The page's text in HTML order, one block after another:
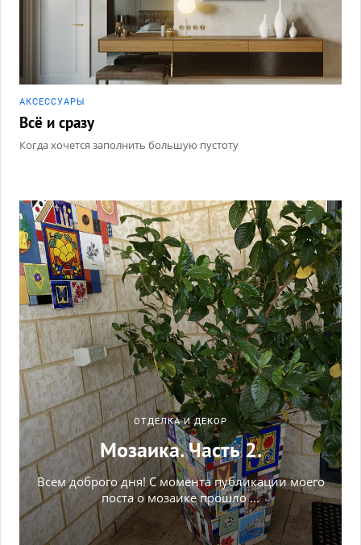
АКCЕССУАРЫ
Всё и сразу
Когда хочется заполнить большую пустоту
ОТДЕЛКА И ДЕКОР
Мозаика. Часть 2.
Всем доброго дня! С момента публикации моего
поста о мозаике прошло ...